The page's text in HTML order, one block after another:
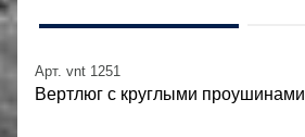
Арт. vnt 1251
Вертлюг с круглыми проушинами